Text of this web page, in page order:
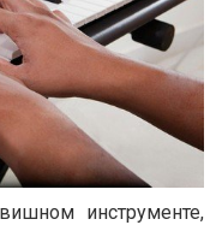
инструменте,